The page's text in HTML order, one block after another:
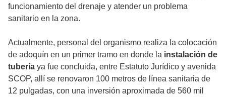
funcionamiento del drenaje y atender un problema
sanitario en la zona.
Actualmente, personal del organismo realiza la colocación
de adoquín en un primer tramo en donde la instalación de
tubería ya fue concluida, entre Estatuto Jurídico y avenida
SCOP, allí se renovaron 100 metros de línea sanitaria de
12 pulgadas, con una inversión aproximada de 560 mil